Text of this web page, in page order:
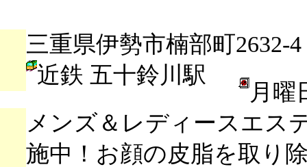
三重県伊勢市楠部町2632-4
近鉄 五十鈴川駅
月曜
メンズ＆レディースエス
施中！お顔の皮脂を取り